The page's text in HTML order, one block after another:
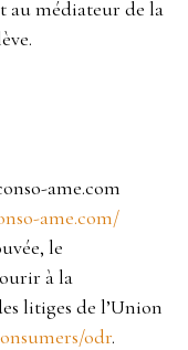
au médiateur de la
ame.com
ame.com/
le
à la
litiges de l’Union
odr.